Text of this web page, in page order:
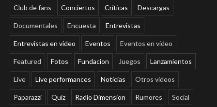
Club de fans Conciertos Críticas Descargas
Documentales Encuesta Entrevistas
Entrevistas en video Eventos Eventos en video
Featured Fotos Fundacion Juegos Lanzamientos
Live Live performances Noticias Otros videos
Paparazzi Quiz Radio Dimension Rumores Social